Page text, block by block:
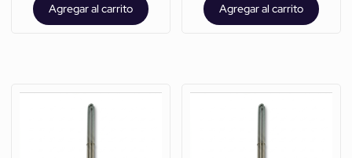
Agregar al carrito Agregar al carrito